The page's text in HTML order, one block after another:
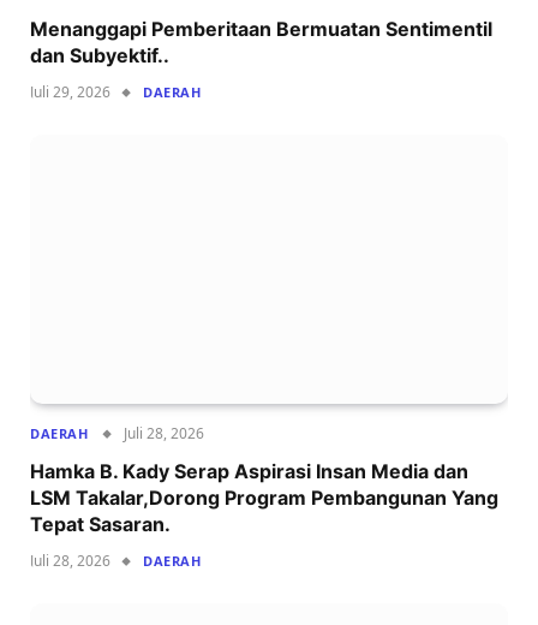
Menanggapi Pemberitaan Bermuatan Sentimentil
dan Subyektif..
Juli 29, 2026 DAERAH
DAERAH Juli 28, 2026
Hamka B. Kady Serap Aspirasi Insan Media dan
LSM Takalar,Dorong Program Pembangunan Yang
Tepat Sasaran.
Juli 28, 2026 DAERAH